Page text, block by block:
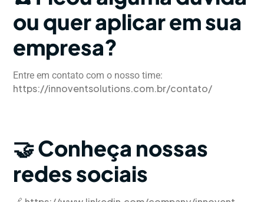
ou quer aplicar em sua
empresa?
Entre em contato com o nosso time:
https://innoventsolutions.com.br/contato/
🤝Conheça nossas
redes sociais